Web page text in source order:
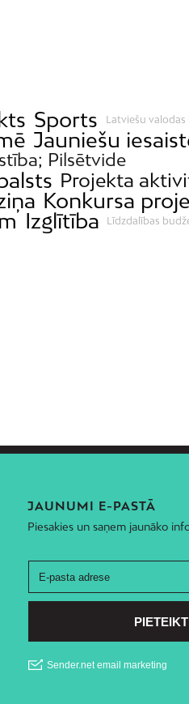
Vecmīlgrāvis
Vecpilsēta
Voleri
Zasulauks
Ziepniekkalns
Sports Latviešu valodas
Jauniešu
Pilsētvide
Projekta
Konkursa
Izglītība Līdzdalības
JAUNUMI E-PASTĀ
Piesakies un saņem jaunāko